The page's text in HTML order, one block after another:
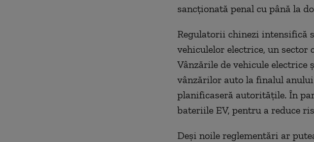
sancţionată penal cu până la
Regulatorii chinezi intensifică
vehiculelor electrice, un sector
Vânzările de vehicule
vânzărilor auto la finalul
planificaseră autorităţile. În
bateriile EV, pentru a reduce
Deşi noile reglementări ar